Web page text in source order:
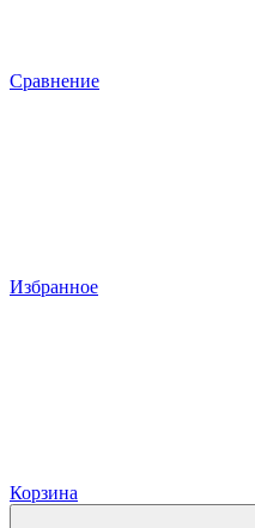
Сравнение
Избранное
Корзина